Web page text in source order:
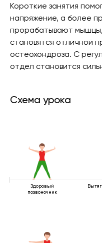
Короткие занятия
напряжение, а более
прорабатывают
становятся отличной
остеохондроза. С
отдел становится
Схема урока
Здоровый
позвоночник